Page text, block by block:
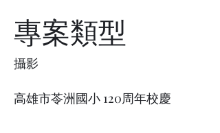
專案類型
攝影
高雄市苓洲國小 120周年校慶